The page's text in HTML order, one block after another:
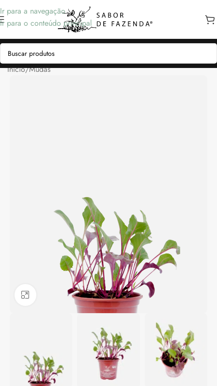
Ir para a navegação
Ir para o conteúdo principal
Início/Mudas
Clique para ampliar